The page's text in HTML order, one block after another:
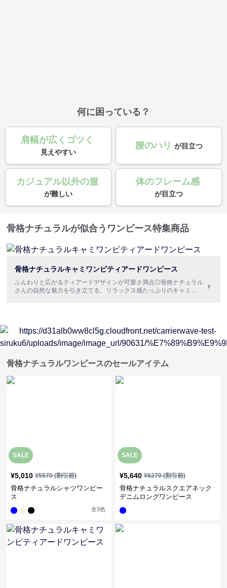
何に困っている？
肩幅が広くゴツく
見えやすい
腰のハリ が目立つ
カジュアル以外の服
が難しい
体のフレーム感
が目立つ
骨格ナチュラルが似合うワンピース特集商品
骨格ナチュラルキャミワンピティアードワンピース
ふんわりと広がるティアードデザインが可愛さ満点◎骨格ナチュラル
さんの自然な魅力を引き立てる、リラックス感たっぷりのキャミ ...
骨格ナチュラルワンピースのセールアイテム
SALE
¥5,010 ¥5570(割引前)
骨格ナチュラルシャツワンピー
ス
全3色
SALE
¥5,640 ¥6270(割引前)
骨格ナチュラルスクエアネック
デニムロングワンピース